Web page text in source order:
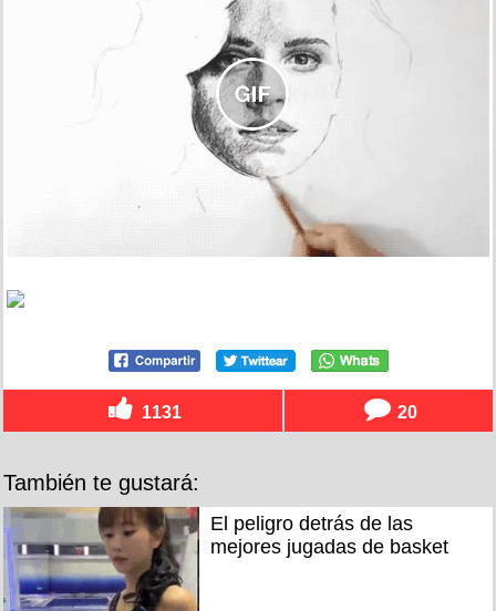
1131 20
También te gustará:
El peligro detrás de las
mejores jugadas de basket